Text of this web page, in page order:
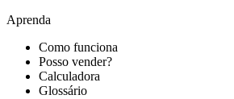
Aprenda
Como funciona
Posso vender?
Calculadora
Glossário